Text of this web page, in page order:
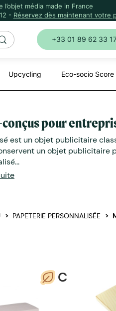
média made in France
- Réservez dès maintenant votre
+33 01 89 62 33
Upcycling Eco-socio Score
pour
est un objet publicitaire
un objet publicitaire
PAPETERIE PERSONNALISÉE
C